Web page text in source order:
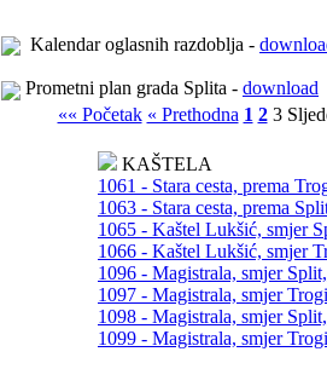
Kalendar oglasnih razdoblja -
Prometni plan grada Splita - download
«« Početak « Prethodna 1 2 3
KAŠTELA
1061 - Stara cesta, prema
1063 - Stara cesta, prema
1065 - Kaštel Lukšić, smjer
1066 - Kaštel Lukšić, smjer
1096 - Magistrala, smjer
1097 - Magistrala, smjer
1098 - Magistrala, smjer
1099 - Magistrala, smjer